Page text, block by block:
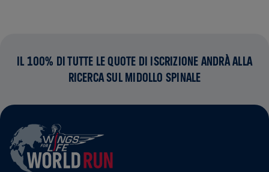
IL 100% DI TUTTE LE QUOTE DI ISCRIZIONE ANDRÀ ALLA
RICERCA SUL MIDOLLO SPINALE